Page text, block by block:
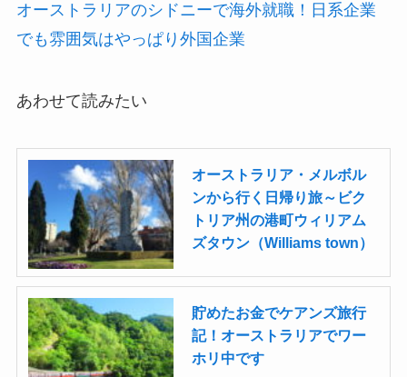
オーストラリアのシドニーで海外就職！日系企業
でも雰囲気はやっぱり外国企業
あわせて読みたい
オーストラリア・メルボル
ンから行く日帰り旅～ビク
トリア州の港町ウィリアム
ズタウン（Williams town）
貯めたお金でケアンズ旅行
記！オーストラリアでワー
ホリ中です